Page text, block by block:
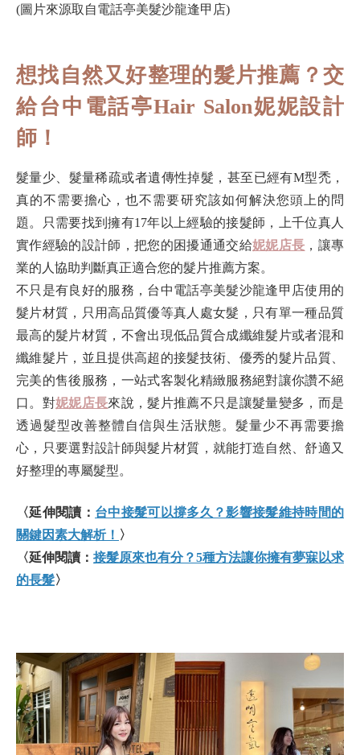
(圖片來源取自電話亭美髮沙龍逢甲店)
想找自然又好整理的髮片推薦？交
給台中電話亭Hair Salon妮妮設計
師！
髮量少、髮量稀疏或者遺傳性掉髮，甚至已經有M型禿，
真的不需要擔心，也不需要研究該如何解決您頭上的問
題。只需要找到擁有17年以上經驗的接髮師，上千位真人
實作經驗的設計師，把您的困擾通通交給妮妮店長 ，讓專
業的人協助判斷真正適合您的髮片推薦方案。
不只是有良好的服務，台中電話亭美髮沙龍逢甲店使用的
髮片材質，只用高品質優等真人處女髮，只有單一種品質
最高的髮片材質，不會出現低品質合成纖維髮片或者混和
纖維髮片，並且提供高超的接髮技術、優秀的髮片品質、
完美的售後服務，一站式客製化精緻服務絕對讓你讚不絕
口。對妮妮店長來說，髮片推薦不只是讓髮量變多，而是
透過髮型改善整體自信與生活狀態。髮量少不再需要擔
心，只要選對設計師與髮片材質，就能打造自然、舒適又
好整理的專屬髮型。
〈延伸閱讀： 台中接髮可以撐多久？影響接髮維持時間的
關鍵因素大解析！ 〉
〈延伸閱讀： 接髮原來也有分？5種方法讓你擁有夢寐以求
的長髮〉